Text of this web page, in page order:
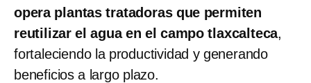
opera plantas tratadoras que permiten
reutilizar el agua en el campo tlaxcalteca,
fortaleciendo la productividad y generando
beneficios a largo plazo.